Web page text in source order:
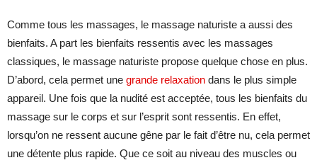
Comme tous les massages, le massage naturiste a aussi des
bienfaits. A part les bienfaits ressentis avec les massages
classiques, le massage naturiste propose quelque chose en plus.
D’abord, cela permet une grande relaxation dans le plus simple
appareil. Une fois que la nudité est acceptée, tous les bienfaits du
massage sur le corps et sur l’esprit sont ressentis. En effet,
lorsqu’on ne ressent aucune gêne par le fait d’être nu, cela permet
une détente plus rapide. Que ce soit au niveau des muscles ou